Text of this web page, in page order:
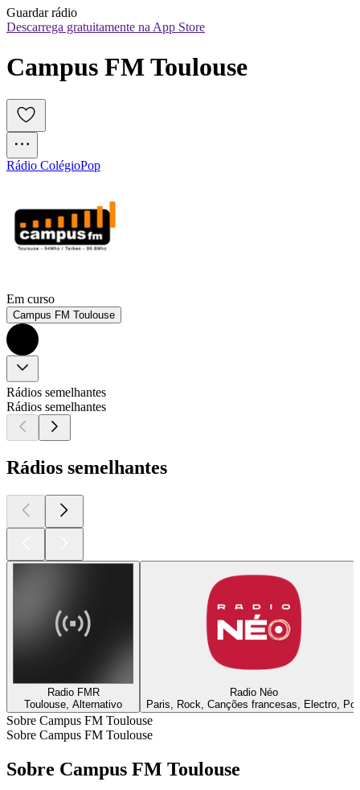
Guardar rádio
Descarrega gratuitamente na App Store
Campus FM Toulouse
Rádio ColégioPop
Em curso
Campus FM Toulouse
Rádios semelhantes
Rádios semelhantes
Rádios semelhantes
Radio FMR
Toulouse, Alternativo
Radio Néo
Paris, Rock, Canções francesas, Electro,
Sobre Campus FM Toulouse
Sobre Campus FM Toulouse
Sobre Campus FM Toulouse